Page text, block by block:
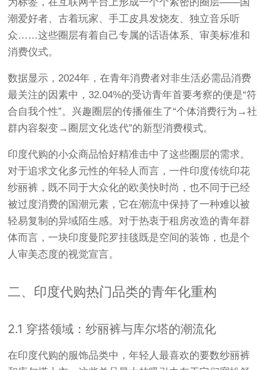
潮爱好者、古着玩家、手工皮具发烧友、独立音乐听
众……这些圈层有着自己专属的话语体系、审美标准和
消费仪式。
数据显示，2024年，在青年消费者对非生活必需品消费
最关注的因素中，32.04%的受访青年首要考察的便是“符
合自我个性”。兴趣圈层的传播催生了“个体消费行为→社
群内容裂变→圈层文化迭代”的新型消费模式。
印度代购的小众商品恰好精准击中了这些圈层的需求。
对于追求文化多元性的年轻人而言，一件印度传统印花
纱丽裤，既不同于大众化的欧美快时尚，也不同于已经
被过度消费的国潮元素，它在潮流中保持了一种难以被
轻易复制的异域陌生感。对于热衷于租房改造的青年群
体而言，一块印度曼陀罗挂毯既是空间的装饰，也是个
人审美态度的视觉宣言。
二、印度代购热门品类的青年化重构
2.1 穿搭领域：纱丽裤与库尔塔的潮流化
在印度代购的服饰品类中，年轻人最喜欢的要数纱丽裤